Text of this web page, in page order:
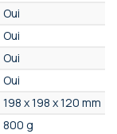
Oui
Oui
Oui
Oui
198 x 198 x 120 mm
800 g